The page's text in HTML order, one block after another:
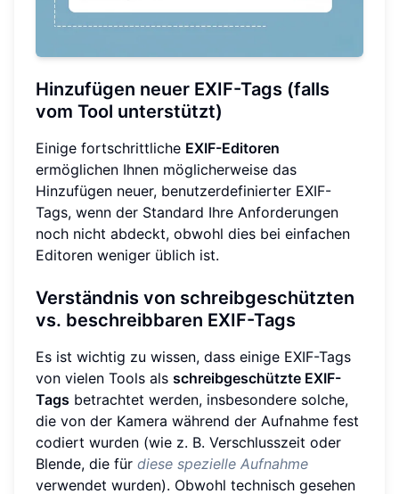
Hinzufügen neuer EXIF-Tags (falls
vom Tool unterstützt)
Einige fortschrittliche EXIF-Editoren
ermöglichen Ihnen möglicherweise das
Hinzufügen neuer, benutzerdefinierter EXIF-
Tags, wenn der Standard Ihre Anforderungen
noch nicht abdeckt, obwohl dies bei einfachen
Editoren weniger üblich ist.
Verständnis von schreibgeschützten
vs. beschreibbaren EXIF-Tags
Es ist wichtig zu wissen, dass einige EXIF-Tags
von vielen Tools als schreibgeschützte EXIF-
Tags betrachtet werden, insbesondere solche,
die von der Kamera während der Aufnahme fest
codiert wurden (wie z. B. Verschlusszeit oder
Blende, die für diese spezielle Aufnahme
verwendet wurden). Obwohl technisch gesehen